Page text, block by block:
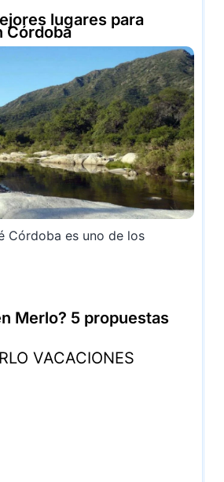
lugares para
Córdoba
Córdoba es uno de los
Merlo? 5 propuestas